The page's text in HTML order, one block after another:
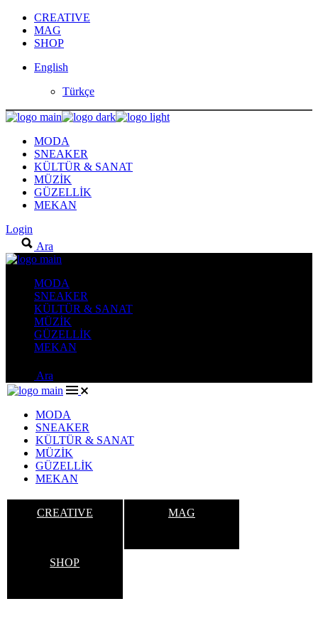
Skip
CREATIVE
MAG
SHOP
English
Türkçe
MODA
SNEAKER
KÜLTÜR & SANAT
MÜZİK
GÜZELLİK
MEKAN
Login
Ara
MODA
SNEAKER
KÜLTÜR & SANAT
MÜZİK
GÜZELLİK
MEKAN
Ara
MODA
SNEAKER
KÜLTÜR & SANAT
MÜZİK
GÜZELLİK
MEKAN
CREATIVE MAG
SHOP